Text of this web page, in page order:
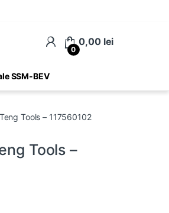
0
0,00 lei
SSM-BEV
Tools – 117560102
Tools –